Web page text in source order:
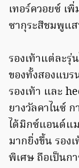
เทอร์ควอยซ์ เ
ซากุระสีชมพูแ
รองเท้าแต่ละรุ่
ของทั้งสองแบร
รองเท้า และ
ยางวัลคาไนซ์
ได้มิกซ์แอนด์แ
มากยิ่งขึ้น รอง
พิเศษ ถือเป็นก